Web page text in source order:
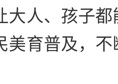
大人、孩子
育普及，不